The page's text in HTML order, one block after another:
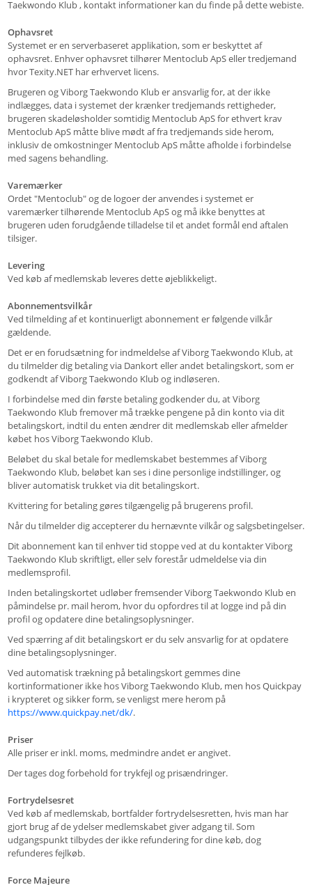
Taekwondo Klub , kontakt informationer kan du finde på dette webiste.
Ophavsret
Systemet er en serverbaseret applikation, som er beskyttet af
ophavsret. Enhver ophavsret tilhører Mentoclub ApS eller tredjemand
hvor Texity.NET har erhvervet licens.
Brugeren og Viborg Taekwondo Klub er ansvarlig for, at der ikke
indlægges, data i systemet der krænker tredjemands rettigheder,
brugeren skadeløsholder somtidig Mentoclub ApS for ethvert krav
Mentoclub ApS måtte blive mødt af fra tredjemands side herom,
inklusiv de omkostninger Mentoclub ApS måtte afholde i forbindelse
med sagens behandling.
Varemærker
Ordet "Mentoclub" og de logoer der anvendes i systemet er
varemærker tilhørende Mentoclub ApS og må ikke benyttes at
brugeren uden forudgående tilladelse til et andet formål end aftalen
tilsiger.
Levering
Ved køb af medlemskab leveres dette øjeblikkeligt.
Abonnementsvilkår
Ved tilmelding af et kontinuerligt abonnement er følgende vilkår
gældende.
Det er en forudsætning for indmeldelse af Viborg Taekwondo Klub, at
du tilmelder dig betaling via Dankort eller andet betalingskort, som er
godkendt af Viborg Taekwondo Klub og indløseren.
I forbindelse med din første betaling godkender du, at Viborg
Taekwondo Klub fremover må trække pengene på din konto via dit
betalingskort, indtil du enten ændrer dit medlemskab eller afmelder
købet hos Viborg Taekwondo Klub.
Beløbet du skal betale for medlemskabet bestemmes af Viborg
Taekwondo Klub, beløbet kan ses i dine personlige indstillinger, og
bliver automatisk trukket via dit betalingskort.
Kvittering for betaling gøres tilgængelig på brugerens profil.
Når du tilmelder dig accepterer du hernævnte vilkår og salgsbetingelser.
Dit abonnement kan til enhver tid stoppe ved at du kontakter Viborg
Taekwondo Klub skriftligt, eller selv forestår udmeldelse via din
medlemsprofil.
Inden betalingskortet udløber fremsender Viborg Taekwondo Klub en
påmindelse pr. mail herom, hvor du opfordres til at logge ind på din
profil og opdatere dine betalingsoplysninger.
Ved spærring af dit betalingskort er du selv ansvarlig for at opdatere
dine betalingsoplysninger.
Ved automatisk trækning på betalingskort gemmes dine
kortinformationer ikke hos Viborg Taekwondo Klub, men hos Quickpay
i krypteret og sikker form, se venligst mere herom på
https://www.quickpay.net/dk/.
Priser
Alle priser er inkl. moms, medmindre andet er angivet.
Der tages dog forbehold for trykfejl og prisændringer.
Fortrydelsesret
Ved køb af medlemskab, bortfalder fortrydelsesretten, hvis man har
gjort brug af de ydelser medlemskabet giver adgang til. Som
udgangspunkt tilbydes der ikke refundering for dine køb, dog
refunderes fejlkøb.
Force Majeure